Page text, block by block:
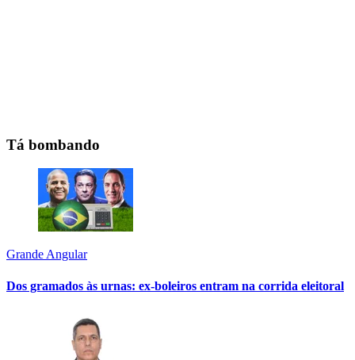
Tá bombando
Grande Angular
Dos gramados às urnas: ex-boleiros entram na corrida eleitoral